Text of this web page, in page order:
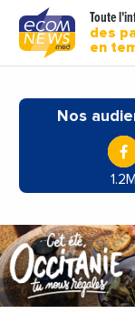
Toute
des
en
Nos
1.2M